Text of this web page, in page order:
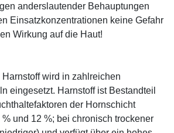
anderslautender Behauptungen
Einsatzkonzentrationen keine Gefahr
Wirkung auf die Haut!
wird in zahlreichen
eingesetzt. Harnstoff ist Bestandteil
der Hornschicht
und 12 %; bei chronisch trockener